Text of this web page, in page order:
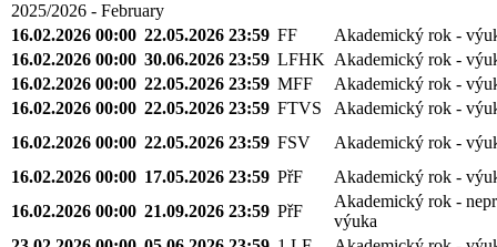
2025/2026 - February
16.02.2026 00:00 22.05.2026 23:59 FF
Akademický rok -
16.02.2026 00:00 30.06.2026 23:59 LFHK Akademický rok -
16.02.2026 00:00 22.05.2026 23:59 MFF
Akademický rok -
16.02.2026 00:00 22.05.2026 23:59 FTVS
Akademický rok -
16.02.2026 00:00 22.05.2026 23:59 FSV
Akademický rok -
16.02.2026 00:00 17.05.2026 23:59 PřF
Akademický rok -
16.02.2026 00:00 21.09.2026 23:59 PřF
Akademický rok -
výuka